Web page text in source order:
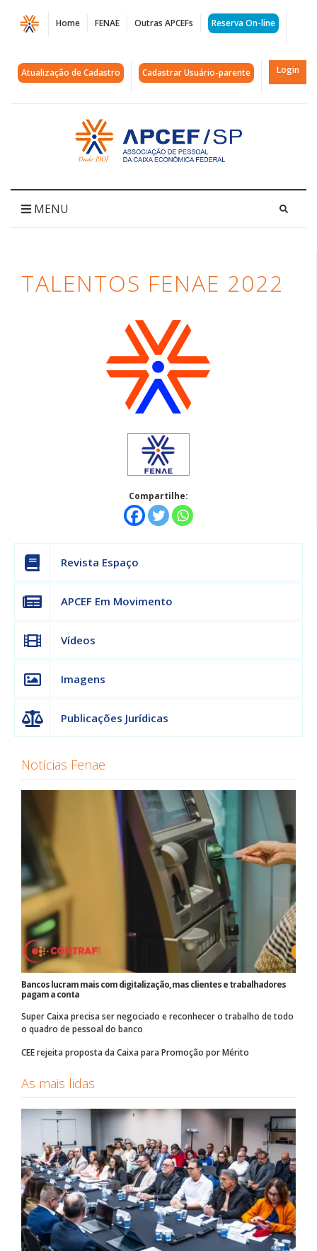
Página
Talentos
Fenae
APCEF/SP
Home FENAE Outras APCEFs Reserva On-line
Atualização de Cadastro Cadastrar Usuário-parente Login
Acessar
página
inicial
MENU
TALENTOS FENAE 2022
Compartilhe:
Revista Espaço
APCEF Em Movimento
Vídeos
Imagens
Publicações Jurídicas
Notícias Fenae
Bancos lucram mais com digitalização, mas clientes e trabalhadores
pagam a conta
Super Caixa precisa ser negociado e reconhecer o trabalho de todo
o quadro de pessoal do banco
CEE rejeita proposta da Caixa para Promoção por Mérito
As mais lidas